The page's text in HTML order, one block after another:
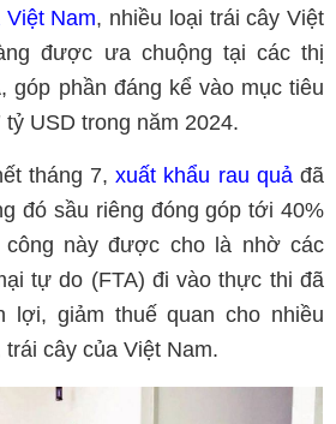
Nam, nhiều loại trái cây Việt
được ưa chuộng tại các thị
góp phần đáng kể vào mục tiêu
USD trong năm 2024.
tháng 7,xuất khẩu rau quảđã
đó sầu riêng đóng góp tới 40%
công này được cho là nhờ các
tự do (FTA) đi vào thực thi đã
lợi, giảm thuế quan cho nhiều
cây của Việt Nam.